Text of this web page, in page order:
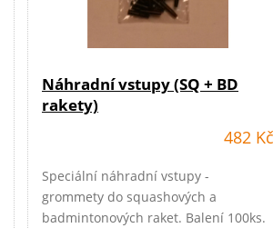
Náhradní vstupy (SQ + BD
rakety)
482 Kč
Speciální náhradní vstupy -
grommety do squashových a
badmintonových raket. Balení 100ks.